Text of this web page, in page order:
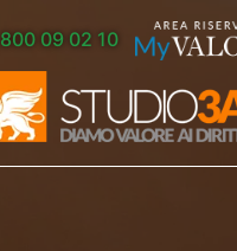
800 09 02 10